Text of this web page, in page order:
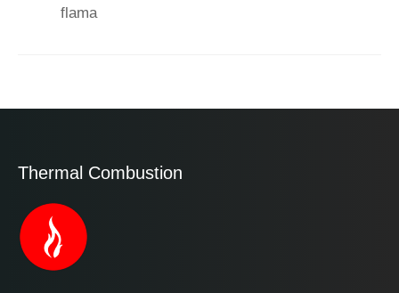
flama
Thermal Combustion